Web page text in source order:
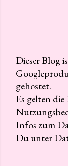
K
o
m
m
e
n
Dieser Blog
gehostet.
Es gelten
Infos zum
Du unter